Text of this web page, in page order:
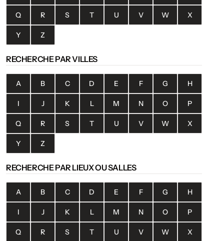
Q R S T U V W X
Y Z
RECHERCHE PAR VILLES
A B C D E F G H
I J K L M N O P
Q R S T U V W X
Y Z
RECHERCHE PAR LIEUX OU SALLES
A B C D E F G H
I J K L M N O P
Q R S T U V W X